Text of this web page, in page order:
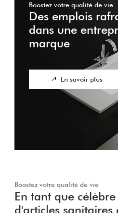
Boostez votre qualité de vie
Des emplois
dans une
marque
En savoir plus
Boostez votre qualité de vie
En tant que
d'articles sanitaires